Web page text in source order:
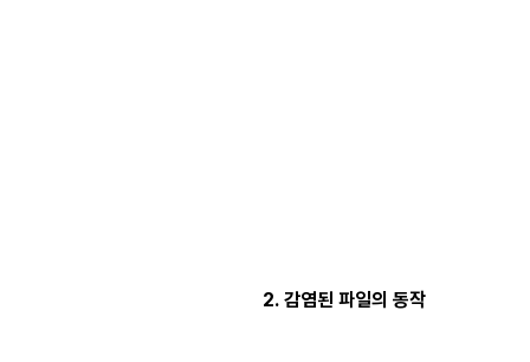
2. 감염된 파일의 동작